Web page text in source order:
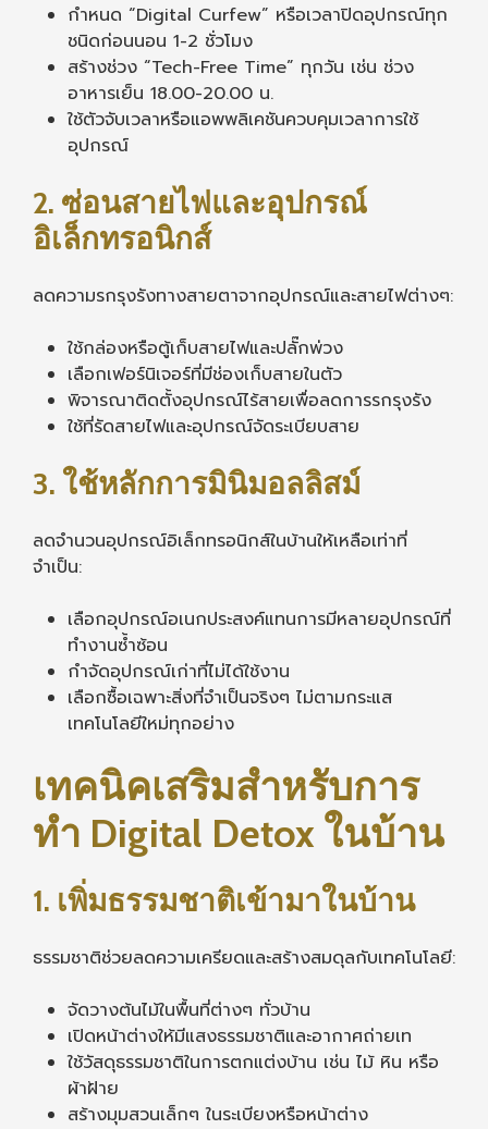
กำหนด “Digital Curfew” หรือเวลาปิดอุปกรณ์ทุก
ชนิดก่อนนอน 1-2 ชั่วโมง
สร้างช่วง “Tech-Free Time” ทุกวัน เช่น ช่วง
อาหารเย็น 18.00-20.00 น.
ใช้ตัวจับเวลาหรือแอพพลิเคชันควบคุมเวลาการใช้
อุปกรณ์
2. ซ่อนสายไฟและอุปกรณ์
อิเล็กทรอนิกส์
ลดความรกรุงรังทางสายตาจากอุปกรณ์และสายไฟต่างๆ:
ใช้กล่องหรือตู้เก็บสายไฟและปลั๊กพ่วง
เลือกเฟอร์นิเจอร์ที่มีช่องเก็บสายในตัว
พิจารณาติดตั้งอุปกรณ์ไร้สายเพื่อลดการรกรุงรัง
ใช้ที่รัดสายไฟและอุปกรณ์จัดระเบียบสาย
3. ใช้หลักการมินิมอลลิสม์
ลดจำนวนอุปกรณ์อิเล็กทรอนิกส์ในบ้านให้เหลือเท่าที่
จำเป็น:
เลือกอุปกรณ์อเนกประสงค์แทนการมีหลายอุปกรณ์ที่
ทำงานซ้ำซ้อน
กำจัดอุปกรณ์เก่าที่ไม่ได้ใช้งาน
เลือกซื้อเฉพาะสิ่งที่จำเป็นจริงๆ ไม่ตามกระแส
เทคโนโลยีใหม่ทุกอย่าง
เทคนิคเสริมสำหรับการ
ทำ Digital Detox ในบ้าน
1. เพิ่มธรรมชาติเข้ามาในบ้าน
ธรรมชาติช่วยลดความเครียดและสร้างสมดุลกับเทคโนโลยี:
จัดวางต้นไม้ในพื้นที่ต่างๆ ทั่วบ้าน
เปิดหน้าต่างให้มีแสงธรรมชาติและอากาศถ่ายเท
ใช้วัสดุธรรมชาติในการตกแต่งบ้าน เช่น ไม้ หิน หรือ
ผ้าฝ้าย
สร้างมุมสวนเล็กๆ ในระเบียงหรือหน้าต่าง